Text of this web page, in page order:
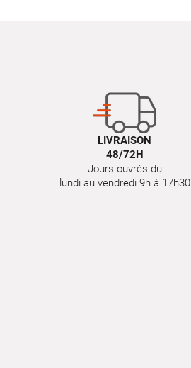
LIVRAISON
48/72H
Jours ouvrés du
lundi au vendredi 9h à 17h30